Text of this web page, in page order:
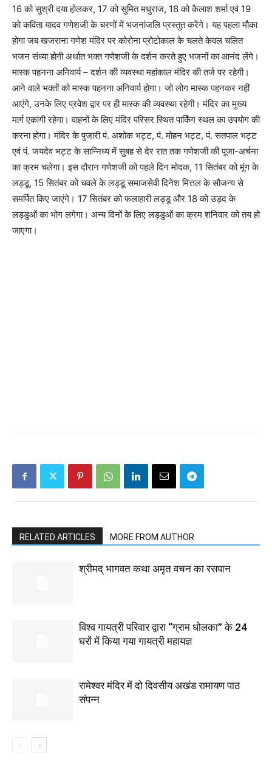
16 को सुश्री दया होलकर, 17 को सुमित मधुराज, 18 को कैलाश शर्मा एवं 19
को कविता यादव गणेशजी के चरणों में भजनांजलि प्रस्तुत करेंगे। यह पहला मौका
होगा जब खजराना गणेश मंदिर पर कोरोना प्रोटोकाल के चलते केवल चलित
भजन संध्या होगी अर्थात भक्त गणेशजी के दर्शन करते हुए भजनों का आनंद लेंगे।
मास्क पहनना अनिवार्य – दर्शन की व्यवस्था महांकाल मंदिर की तर्ज पर रहेगी।
आने वाले भक्तों को मास्क पहनना अनिवार्य होगा। जो लोग मास्क पहनकर नहीं
आएंगे, उनके लिए प्रवेश द्वार पर ही मास्क की व्यवस्था रहेगी। मंदिर का मुख्य
मार्ग एकांगी रहेगा। वाहनों के लिए मंदिर परिसर स्थित पार्किंग स्थल का उपयोग की
करना होगा। मंदिर के पुजारी पं. अशोक भट्ट, पं. मोहन भट्ट, पं. सतपाल भट्ट
एवं पं. जयदेव भट्ट के सान्निध्य में सुबह से देर रात तक गणेशजी की पूजा-अर्चना
का क्रम चलेगा। इस दौरान गणेशजी को पहले दिन मोदक, 11 सितंबर को मूंग के
लड्डू, 15 सितंबर को चवले के लड्डू समाजसेवी दिनेश मित्तल के सौजन्य से
समर्पित किए जाएंगे। 17 सितंबर को फलाहारी लड्डू और 18 को उड़द के
लड्डुओं का भोग लगेगा। अन्य दिनों के लिए लड्डुओं का क्रम शनिवार को तय हो
जाएगा।
RELATED ARTICLES MORE FROM AUTHOR
श्रीमद् भागवत कथा अमृत वचन का रसपान
विश्व गायत्री परिवार द्वारा “ग्राम धोलका” के 24
घरों में किया गया गायत्री महायज्ञ
रामेश्वर मंदिर में दो दिवसीय अखंड रामायण पाठ
संपन्न